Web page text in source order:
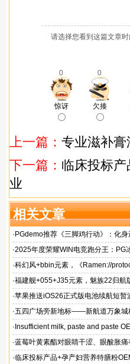
请选择您看到这篇文章
0 0
惊讶 欠揍
上一篇： 专业滋补
下一篇： 临床投标
业
相关文章
· PGdemo推荐《三脚鸡行动》：化
存射击
·2025年度荣耀WIN电竞跑分王：PG
·科幻风+bbin元素，《Ramen://
的都市拉面店
·福建舰+055+J35元素，魅族22归航
同台
·苹果推送iOS26正式版电池续航短暂
验
·五四广场旁新地标——新航道万象城
风向
· Insufficient milk, paste and paste
·蓝莓叶黄素酯对眼睛干涩、眼酸胀
牌代工
·临床投标产品+孕产妇营养特膳粉